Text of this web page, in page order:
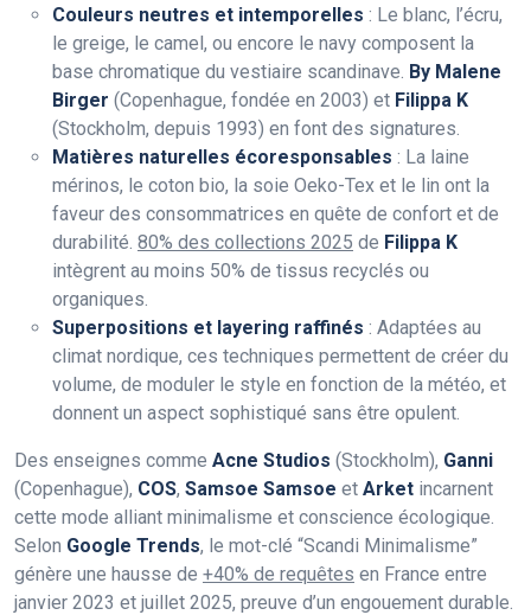
Couleurs neutres et intemporelles : Le blanc, l’écru,
le greige, le camel, ou encore le navy composent la
base chromatique du vestiaire scandinave. By Malene
Birger (Copenhague, fondée en 2003) et Filippa K
(Stockholm, depuis 1993) en font des signatures.
Matières naturelles écoresponsables : La laine
mérinos, le coton bio, la soie Oeko-Tex et le lin ont la
faveur des consommatrices en quête de confort et de
durabilité. 80% des collections 2025 de Filippa K
intègrent au moins 50% de tissus recyclés ou
organiques.
Superpositions et layering raffinés : Adaptées au
climat nordique, ces techniques permettent de créer du
volume, de moduler le style en fonction de la météo, et
donnent un aspect sophistiqué sans être opulent.
Des enseignes comme Acne Studios (Stockholm), Ganni
(Copenhague), COS, Samsoe Samsoe et Arket incarnent
cette mode alliant minimalisme et conscience écologique.
Selon Google Trends, le mot-clé “Scandi Minimalisme”
génère une hausse de +40% de requêtes en France entre
janvier 2023 et juillet 2025, preuve d’un engouement durable.